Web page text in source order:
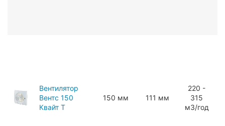
Вентилятор
Вентс 150
Квайт Т
150 мм 111 мм
220 -
315
мЗ/год